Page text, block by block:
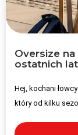
Oversize
ostatnich
Hej, kochani
który od kilku